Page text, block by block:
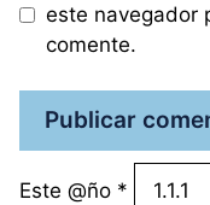
este navegador
comente.
Este @ño *